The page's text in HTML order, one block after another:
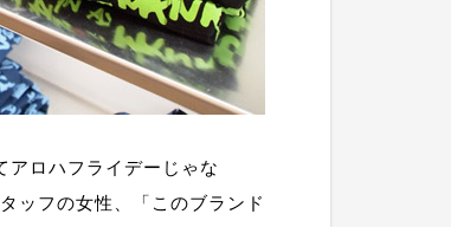
アロハフライデーじゃな
ッフの女性、「このブランド